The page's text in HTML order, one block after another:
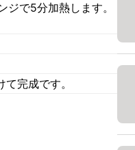
で5分加熱します。
完成です。